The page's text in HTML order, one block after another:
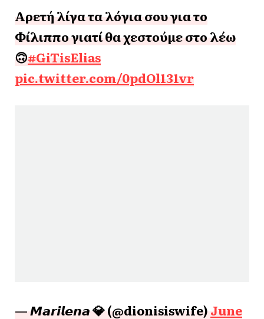
Αρετή λίγα τα λόγια σου για το
Φίλιππο γιατί θα χεστούμε στο λέω
🙃#GiTisElias
pic.twitter.com/0pdOl131vr
— 𝙈𝙖𝙧𝙞𝙡𝙚𝙣𝙖 💎 (@dionisiswife)June